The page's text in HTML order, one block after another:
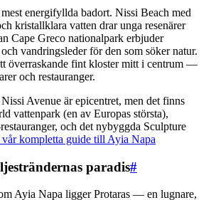
energifyllda badort. Nissi Beach med
kristallklara vatten drar unga resenärer
Cape Greco nationalpark erbjuder
vandringsleder för den som söker natur.
överraskande fint kloster mitt i centrum —
och restauranger.
Avenue är epicentret, men det finns
vattenpark (en av Europas största),
och det nybyggda Sculpture
vår kompletta guide till Ayia Napa
paradis#
Ayia Napa ligger Protaras — en lugnare,